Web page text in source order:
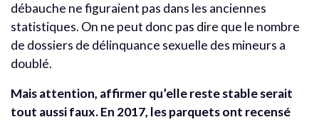
débauche ne figuraient pas dans les anciennes
statistiques. On ne peut donc pas dire que le nombre
de dossiers de délinquance sexuelle des mineurs a
doublé.
Mais attention, affirmer qu’elle reste stable serait
tout aussi faux. En 2017, les parquets ont recensé